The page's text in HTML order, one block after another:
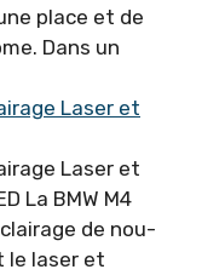
place et de
Dans un
Laser et
Laser et
La BMW M4
de nou­
le la­ser et